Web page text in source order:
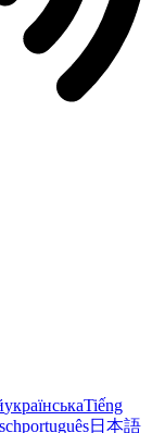
українськаTiếng
português日本語